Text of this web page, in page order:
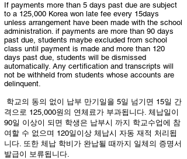
If payments more than 5 days past due are subject
to a 125,000 Korea won late fee every 15days
unless arrangement have been made with the school
administration. if payments are more than 90 days
past due, students maybe excluded from school
class until payment is made and more than 120
days past due, students will be dismissed
automatically. Any certification and transcripts will
not be withheld from students whose accounts are
delinquent.
학교의 동의 없이 납부 만기일을 5일 넘기면 15일 간
격으로 125,000원의 연체료가 부과됩니다. 체납일이
90일 이상이 되면 학생은 납부시 까지 학교수업에 참
여할 수 없으며 120일이상 체납시 자동 재적 처리됩
니다. 또한 체납 학비가 완납될 때까지 일체의 증명서
발급이 보류됩니다.